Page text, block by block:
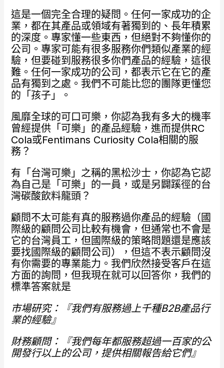
這是一個完全合理的疑問。任何一家成功的企
業，都在其產品或領域有著獨到的、長年積累
的深度。專家懂一些東西，但絕對不夠懂你的
公司。專家可能有很多服務你們類似產業的經
驗，但要碰到服務很多你們產品的經驗，這很
難。任何一家成功的公司，都表示它在它的產
品有獨到之處。我們不可能比您的團隊更懂您
的「孩子」。
風靡全球的可口可樂，你認為我有多大的機率
曾經提供「可樂」的產品經驗，進而提供RC
Cola或Fentimans Curiosity Cola相關的服
務？
有「台灣可樂」之稱的黑松沙士，你認為它認
為自己是「可樂」的一員，或是另闢蹊徑的台
灣碳酸飲料龍頭？
顧問不太可能有真的服務過你產品的經驗（國
際級的顧問公司比較有機會，但通常也不會是
它的台灣員工，但國際級的策略問題還是應該
要找國際級的顧問公司），但這不表示顧問沒
有你需要的專業能力。我們欣然接受客戶在這
方面的詢問，但我現在就可以回答你，我們的
標準答案就是
市場研究：『我們有服務過上千種B2B產品行
業的經驗』
財務顧問：『我們每年都服務超過一百家的公
開發行以上的公司，提供相關報告給它們』